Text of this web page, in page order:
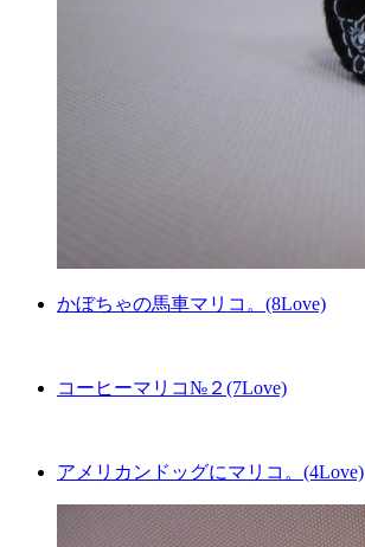
かぼちゃの馬車マリコ。(8Love)
コーヒーマリコ№２(7Love)
アメリカンドッグにマリコ。(4Love)